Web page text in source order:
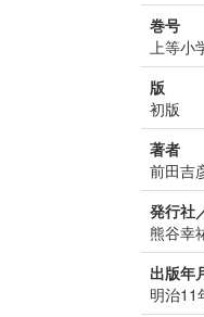
巻号
上等小
版
初版
著者
前田吉
発行社
熊谷幸
出版年
明治11